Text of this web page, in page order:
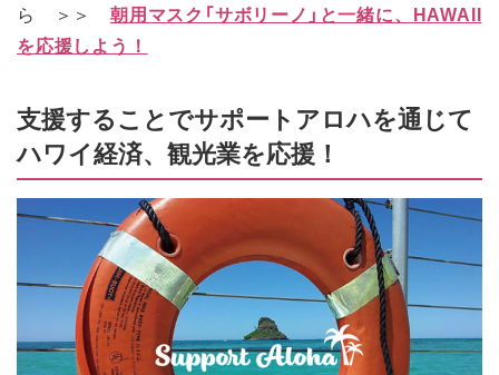
ら ＞＞ 朝用マスク「サボリーノ」と一緒に、HAWAII
を応援しよう！
支援することでサポートアロハを通じて
ハワイ経済、観光業を応援！